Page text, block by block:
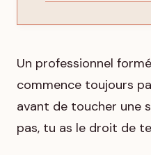
Un professionnel
commence toujours
avant de toucher une
pas, tu as le droit de